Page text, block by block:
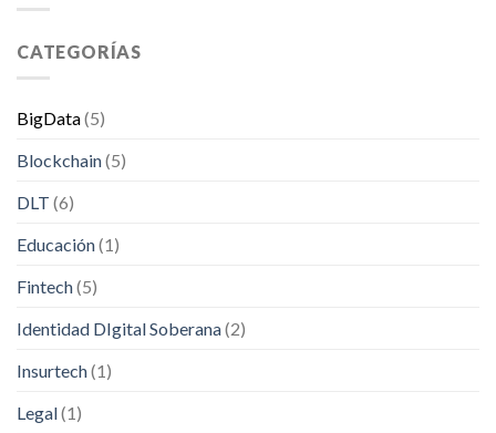
CATEGORÍAS
BigData(5)
Blockchain(5)
DLT (6)
Educación(1)
Fintech(5)
Identidad DIgital Soberana(2)
Insurtech(1)
Legal(1)